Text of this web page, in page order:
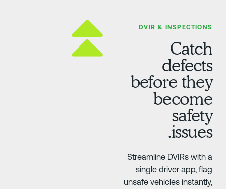
DVIR &
before
Streamline DVIRs with
single driver app,
unsafe vehicles